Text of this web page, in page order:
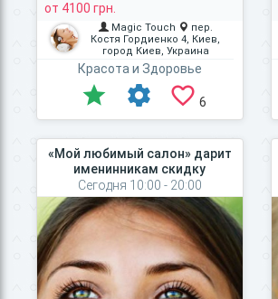
от 4100 грн.
Magic Touch
пер.
Костя Гордиенко 4, Киев,
город Киев, Украина
Красота и Здоровье
6
«Мой любимый салон» дарит
именинникам скидку
Сегодня 10:00 - 20:00